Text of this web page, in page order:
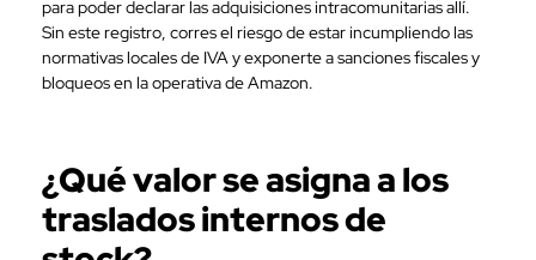
para poder declarar las adquisiciones intracomunitarias allí.
Sin este registro, corres el riesgo de estar incumpliendo las
normativas locales de IVA y exponerte a sanciones fiscales y
bloqueos en la operativa de Amazon.
¿Qué valor se asigna a los
traslados internos de